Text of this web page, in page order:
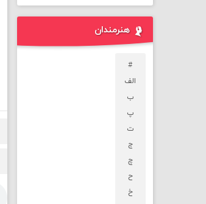
هنرمندان
#
الف
ب
پ
ت
ج
چ
ح
خ